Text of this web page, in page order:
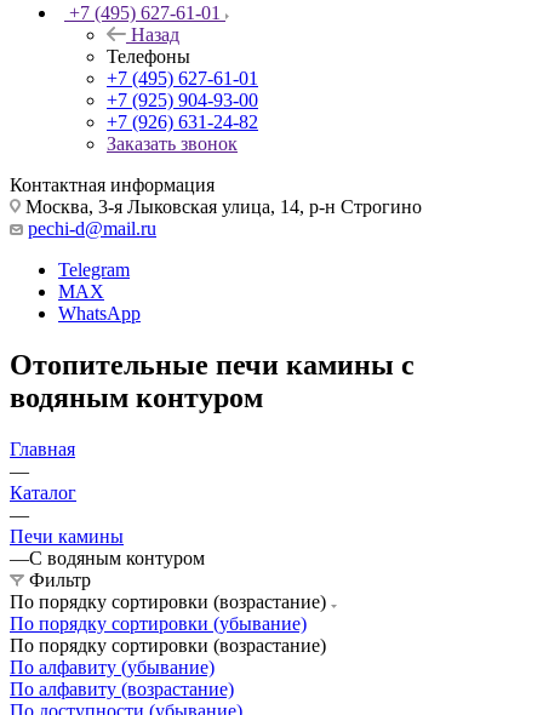
+7 (495) 627-61-01
Назад
Телефоны
+7 (495) 627-61-01
+7 (925) 904-93-00
+7 (926) 631-24-82
Заказать звонок
Контактная информация
Москва, 3-я Лыковская улица, 14, р-н Строгино
pechi-d@mail.ru
Telegram
MAX
WhatsApp
Отопительные печи камины с
водяным контуром
Главная
—
Каталог
—
Печи камины
—С водяным контуром
Фильтр
По порядку сортировки (возрастание)
По порядку сортировки (убывание)
По порядку сортировки (возрастание)
По алфавиту (убывание)
По алфавиту (возрастание)
По доступности (убывание)